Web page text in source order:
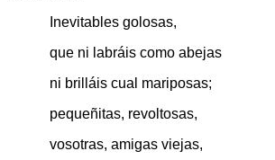
Inevitables golosas,
que ni labráis como abejas
ni brilláis cual mariposas;
pequeñitas, revoltosas,
vosotras, amigas viejas,